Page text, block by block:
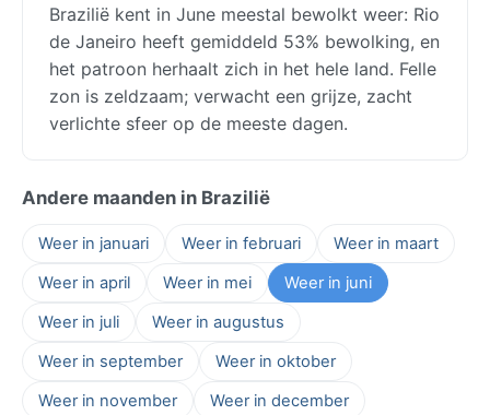
Brazilië kent in June meestal bewolkt weer: Rio
de Janeiro heeft gemiddeld 53% bewolking, en
het patroon herhaalt zich in het hele land. Felle
zon is zeldzaam; verwacht een grijze, zacht
verlichte sfeer op de meeste dagen.
Andere maanden in Brazilië
Weer in januari Weer in februari
Weer in maart
Weer in april
Weer in mei
Weer in juni
Weer in juli
Weer in augustus
Weer in september
Weer in oktober
Weer in november
Weer in december